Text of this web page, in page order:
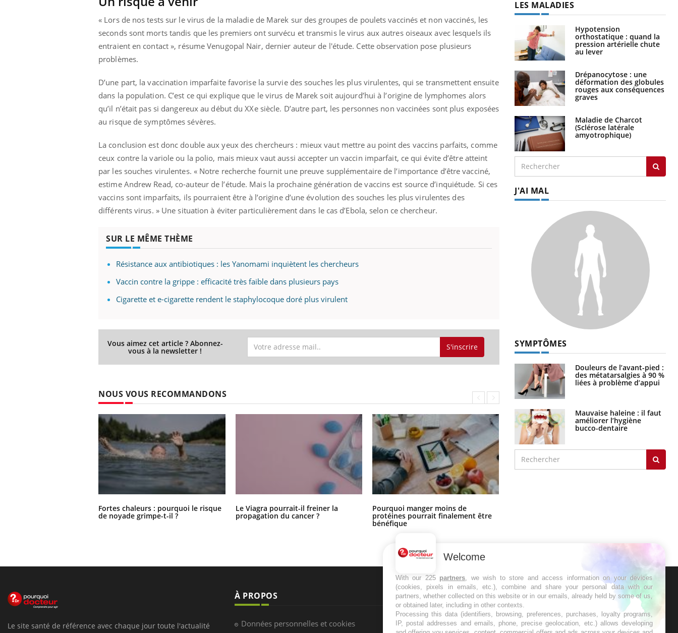
« Lors de nos tests sur le virus de la maladie de Marek sur des groupes de poulets vaccinés et non vaccinés, les
seconds sont morts tandis que les premiers ont survécu et transmis le virus aux autres oiseaux avec lesquels ils
entraient en contact », résume Venugopal Nair, dernier auteur de l'étude. Cette observation pose plusieurs
problèmes.
D’une part, la vaccination imparfaite favorise la survie des souches les plus virulentes, qui se transmettent ensuite
dans la population. C’est ce qui explique que le virus de Marek soit aujourd’hui à l’origine de lymphomes alors
qu’il n’était pas si dangereux au début du XXe siècle. D’autre part, les personnes non vaccinées sont plus exposées
au risque de symptômes sévères.
La conclusion est donc double aux yeux des chercheurs : mieux vaut mettre au point des vaccins parfaits, comme
ceux contre la variole ou la polio, mais mieux vaut aussi accepter un vaccin imparfait, ce qui évite d’être atteint
par les souches virulentes. « Notre recherche fournit une preuve supplémentaire de l’importance d’être vacciné,
estime Andrew Read, co-auteur de l’étude. Mais la prochaine génération de vaccins est source d’inquiétude. Si ces
vaccins sont imparfaits, ils pourraient être à l’origine d’une évolution des souches les plus virulentes des
différents virus. » Une situation à éviter particulièrement dans le cas d’Ebola, selon ce chercheur.
SUR LE MÊME THÈME
Résistance aux antibiotiques : les Yanomami inquiètent les chercheurs
Vaccin contre la grippe : efficacité très faible dans plusieurs pays
Cigarette et e-cigarette rendent le staphylocoque doré plus virulent
Vous aimez cet article ? Abonnez-
vous à la newsletter ! S'inscrire
NOUS VOUS RECOMMANDONS
Fortes chaleurs : pourquoi le risque
de noyade grimpe-t-il ?
Le Viagra pourrait-il freiner la
propagation du cancer ?
Pourquoi manger moins de
protéines pourrait finalement être
bénéfique
LES MALADIES
Hypotension
orthostatique : quand la
pression artérielle chute
au lever
Drépanocytose : une
déformation des globules
rouges aux conséquences
graves
Maladie de Charcot
(Sclérose latérale
amyotrophique)
J'AI MAL
SYMPTÔMES
Douleurs de l’avant-pied :
des métatarsalgies à 90 %
liées à problème d’appui
Mauvaise haleine : il faut
améliorer l’hygiène
bucco-dentaire
Le site santé de référence avec chaque jour toute l'actualité
À PROPOS
Données personnelles et cookies
NEWSLETTER
Recevez toutes les semaines les meilleures
infos santé
Welcome
With our 225 partners, we wish to store and access information on your devices
(cookies, pixels in emails, etc.), combine and share your personal data with our
partners, whether collected on this website or in our emails, already held by some of us,
or obtained later, including in other contexts.
Processing this data (identifiers, browsing, preferences, purchases, loyalty programs,
IP, postal addresses and emails, phone, precise geolocation, etc.) allows developing